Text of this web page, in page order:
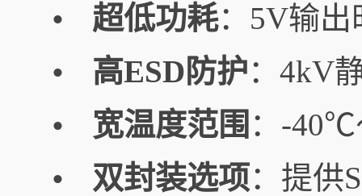
• 超低功耗：5V输出
• 高ESD防护：4kV
• 宽温度范围 ：-40℃
• 双封装选项：提供